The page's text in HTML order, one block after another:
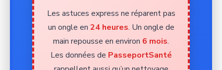
Les astuces express ne réparent pas
un ongle en 24 heures. Un ongle de
main repousse en environ 6 mois.
Les données de PasseportSanté